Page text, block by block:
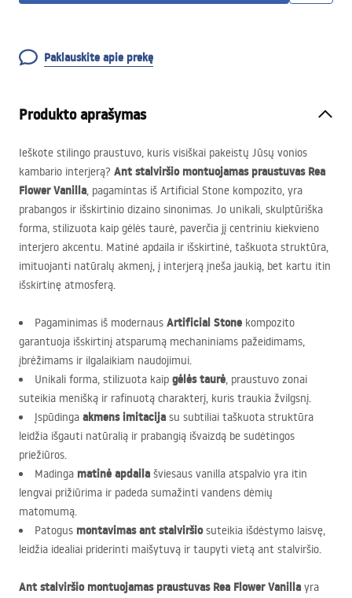
Paklauskite apie prekę
Produkto aprašymas
Ieškote stilingo praustuvo, kuris visiškai pakeistų Jūsų vonios
kambario interjerą? Ant stalviršio montuojamas praustuvas Rea
Flower Vanilla, pagamintas iš Artificial Stone kompozito, yra
prabangos ir išskirtinio dizaino sinonimas. Jo unikali, skulptūriška
forma, stilizuota kaip gėlės taurė, paverčia jį centriniu kiekvieno
interjero akcentu. Matinė apdaila ir išskirtinė, taškuota struktūra,
imituojanti natūralų akmenį, į interjerą įneša jaukią, bet kartu itin
išskirtinę atmosferą.
Pagaminimas iš modernaus Artificial Stone kompozito
garantuoja išskirtinį atsparumą mechaniniams pažeidimams,
įbrėžimams ir ilgalaikiam naudojimui.
Unikali forma, stilizuota kaip gėlės taurė, praustuvo zonai
suteikia menišką ir rafinuotą charakterį, kuris traukia žvilgsnį.
Įspūdinga akmens imitacija su subtiliai taškuota struktūra
leidžia išgauti natūralią ir prabangią išvaizdą be sudėtingos
priežiūros.
Madinga matinė apdaila šviesaus vanilla atspalvio yra itin
lengvai prižiūrima ir padeda sumažinti vandens dėmių
matomumą.
Patogus montavimas ant stalviršiosuteikia išdėstymo laisvę,
leidžia idealiai priderinti maišytuvą ir taupyti vietą ant stalviršio.
Ant stalviršio montuojamas praustuvas Rea Flower Vanilla yra